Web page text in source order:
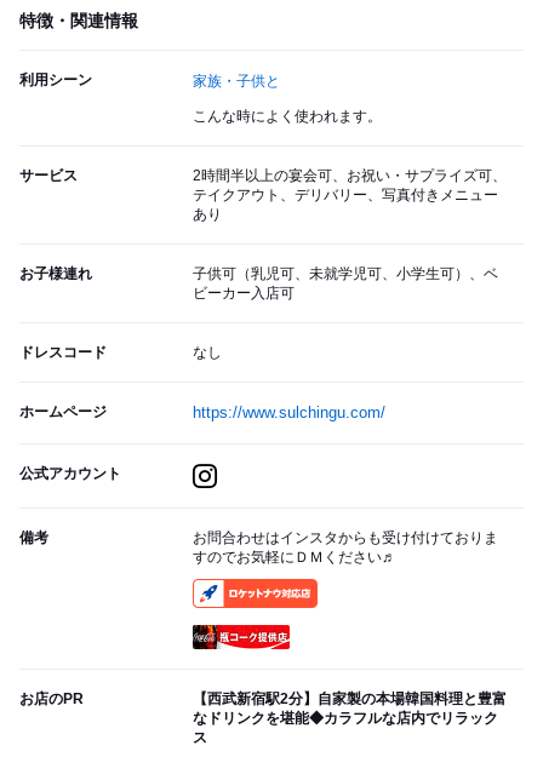
特徴・関連情報
利用シーン 家族・子供と
こんな時によく使われます。
サービス
2時間半以上の宴会可、お祝い・サプライズ可、
テイクアウト、デリバリー、写真付きメニュー
あり
お子様連れ
子供可（乳児可、未就学児可、小学生可）、ベ
ビーカー入店可
ドレスコード なし
ホームページ https://www.sulchingu.com/
公式アカウント
備考
お問合わせはインスタからも受け付けておりま
すのでお気軽にＤＭください♬
お店のPR
【西武新宿駅2分】自家製の本場韓国料理と豊富
なドリンクを堪能◆カラフルな店内でリラック
ス